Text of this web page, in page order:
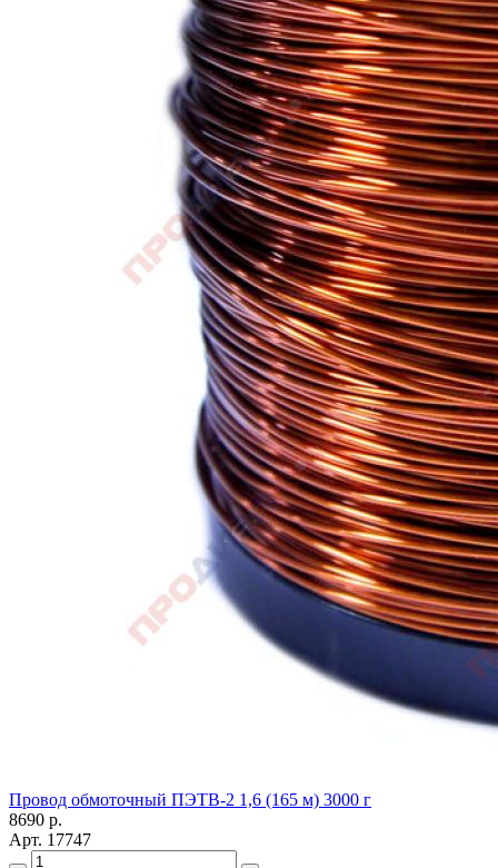
Провод обмоточный ПЭТВ-2 1,6 (165 м) 3000 г
8690 р.
Арт. 17747